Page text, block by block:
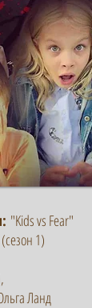
"Kids vs Fear"
1)
Ланд